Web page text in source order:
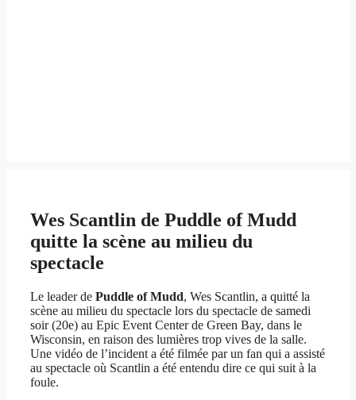
Wes Scantlin de Puddle of Mudd
quitte la scène au milieu du
spectacle
Le leader de Puddle of Mudd, Wes Scantlin, a quitté la
scène au milieu du spectacle lors du spectacle de samedi
soir (20e) au Epic Event Center de Green Bay, dans le
Wisconsin, en raison des lumières trop vives de la salle.
Une vidéo de l’incident a été filmée par un fan qui a assisté
au spectacle où Scantlin a été entendu dire ce qui suit à la
foule.